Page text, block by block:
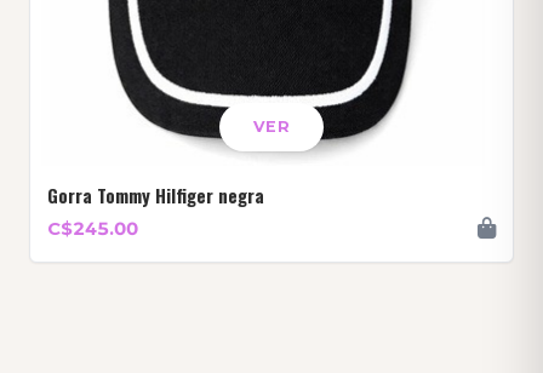
VER
Gorra Tommy Hilfiger negra
C$245.00